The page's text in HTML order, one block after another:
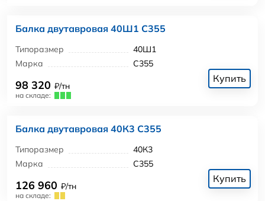
Балка двутавровая 40Ш1 С355
Типоразмер
40Ш1
Марка
С355
98 320 ₽/тн
на складе:
Купить
Балка двутавровая 40К3 С355
Типоразмер
40К3
Марка
С355
126 960 ₽/тн
на складе:
Купить